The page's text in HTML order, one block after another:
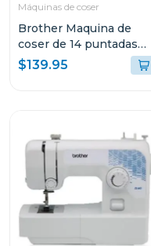
Máquinas de coser
Brother Maquina de
coser de 14 puntadas
2135
$139.95